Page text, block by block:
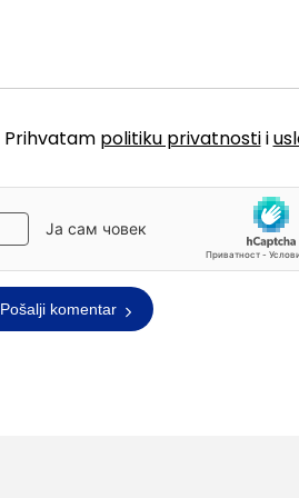
Prihvatam politiku privatnostii
Pošalji komentar